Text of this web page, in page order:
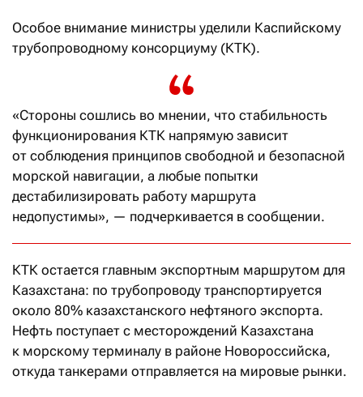
Особое внимание министры уделили Каспийскому
трубопроводному консорциуму (КТК).
«Стороны сошлись во мнении, что стабильность
функционирования КТК напрямую зависит
от соблюдения принципов свободной и безопасной
морской навигации, а любые попытки
дестабилизировать работу маршрута
недопустимы», — подчеркивается в сообщении.
КТК остается главным экспортным маршрутом для
Казахстана: по трубопроводу транспортируется
около 80% казахстанского нефтяного экспорта.
Нефть поступает с месторождений Казахстана
к морскому терминалу в районе Новороссийска,
откуда танкерами отправляется на мировые рынки.